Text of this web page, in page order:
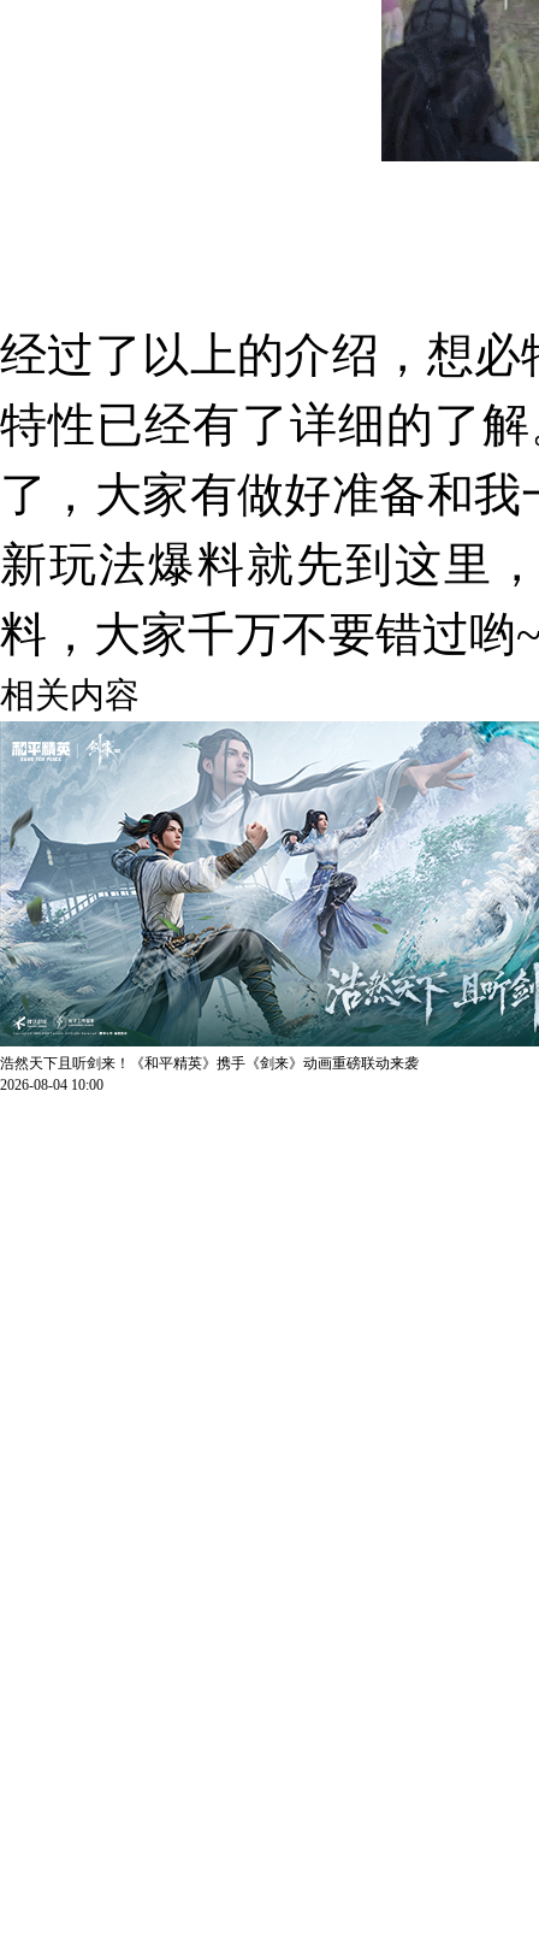
经过了以上的介绍，想
特性已经有了详细的了
了，大家有做好准备和
新玩法爆料就先到这里
料 ，大家千万不要错过哟
相关内容
浩然天下且听剑来！《和平精英》携手《剑来》动画重磅联动来袭
2026-08-04 10:00